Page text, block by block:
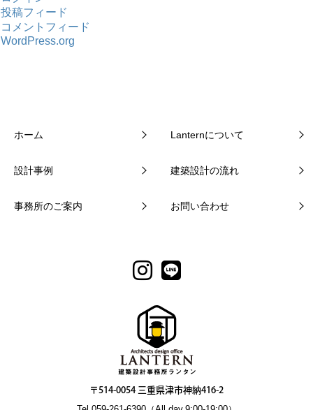
投稿フィード
コメントフィード
WordPress.org
ホーム Lanternについて
設計事例 建築設計の流れ
事務所のご案内 お問い合わせ
〒514-0054 三重県津市神納416-2